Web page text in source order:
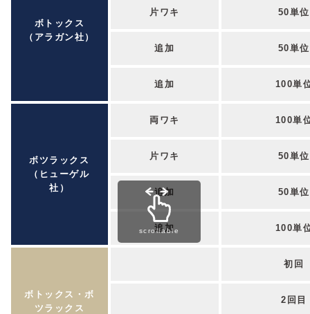
ボトックス
（アラガン社）
片ワキ 50単位
追加 50単位
追加 100単
ボツラックス
（ヒューゲル
社）
両ワキ 100単
片ワキ 50単位
追加 50単位
追加 100単
ボトックス・ボ
ツラックス
初回
2回目
scrollable